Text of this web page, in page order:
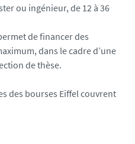
ou ingénieur, de 12 à 36
de financer des
dans le cadre d’une
de thèse.
des bourses Eiffel couvrent